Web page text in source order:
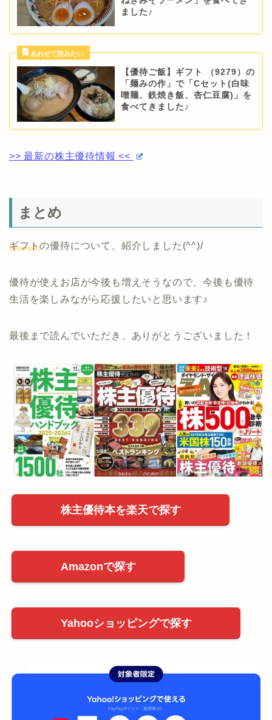
ました♪
【優待ご飯】ギフト （9279）の
「麺みの作」で「Cセット(白味
噌麺、鉄焼き飯、杏仁豆腐)」を
食べてきました♪
>> 最新の株主優待情報 <<
まとめ
ギフトの優待について、紹介しました(^^)/
優待が使えお店が今後も増えそうなので、今後も優待
生活を楽しみながら応援したいと思います♪
最後まで読んでいただき、ありがとうございました！
株主優待本を楽天で探す
Amazonで探す
Yahooショッピングで探す